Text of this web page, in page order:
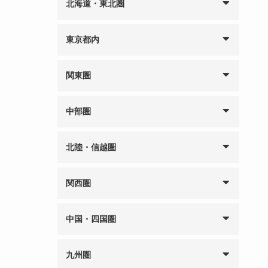
北海道・東北圏
東京都内
関東圏
中部圏
北陸・信越圏
関西圏
中国・四国圏
九州圏